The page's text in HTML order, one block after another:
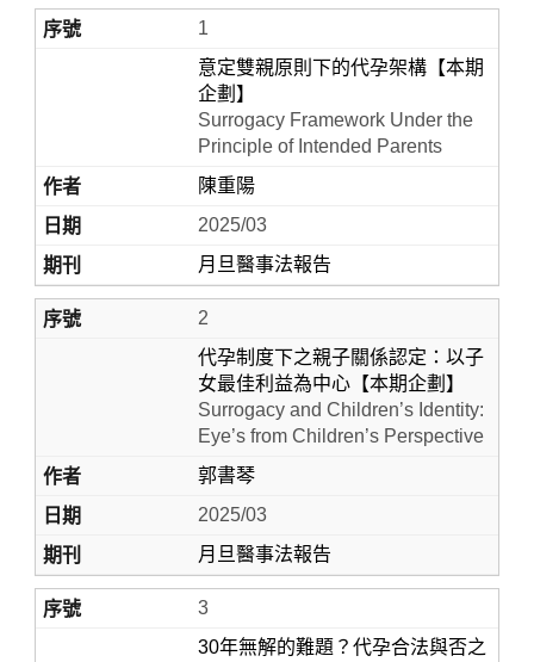
1
意定雙親原則下的代孕架構【本期
企劃】
Surrogacy Framework Under the
Principle of Intended Parents
陳重陽
2025/03
月旦醫事法報告
2
代孕制度下之親子關係認定：以子
女最佳利益為中心【本期企劃】
Surrogacy and Children’s Identity:
Eye’s from Children’s Perspective
郭書琴
2025/03
月旦醫事法報告
3
30年無解的難題？代孕合法與否之